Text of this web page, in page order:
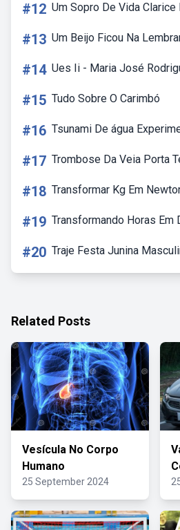
#12 Um Sopro De Vida
#13 Um Beijo Ficou Na
#14 Ues Ii - Maria José
#15 Tudo Sobre O Carimbó
#16 Tsunami De água
#17 Trombose Da Veia Porta
#18 Transformar Kg Em
#19 Transformando Horas Em
#20 Traje Festa Junina
Related Posts
Vesícula No Corpo
Humano
25 September 2024